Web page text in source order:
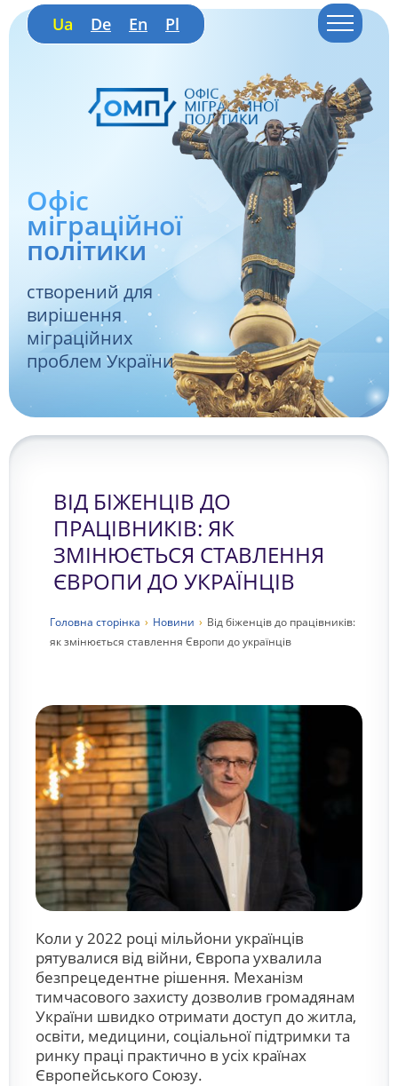
Ua De En Pl
Офіс
міграційної
політики
створений для
вирішення
міграційних
проблем України
ВІД БІЖЕНЦІВ ДО
ПРАЦІВНИКІВ: ЯК
ЗМІНЮЄТЬСЯ СТАВЛЕННЯ
ЄВРОПИ ДО УКРАЇНЦІВ
Головна сторiнка › Новини › Від біженців до працівників:
як змінюється ставлення Європи до українців
Коли у 2022 році мільйони українців
рятувалися від війни, Європа ухвалила
безпрецедентне рішення. Механізм
тимчасового захисту дозволив громадянам
України швидко отримати доступ до житла,
освіти, медицини, соціальної підтримки та
ринку праці практично в усіх країнах
Європейського Союзу.